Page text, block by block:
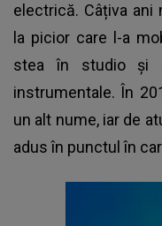
electrică. Câțiva ani
la picior care l-a
stea în studio și
instrumentale. În
un alt nume, iar de
adus în punctul în